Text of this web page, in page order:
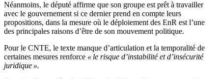
Néanmoins, le député affirme que son groupe est prêt à travailler
avec le gouvernement si ce dernier prend en compte leurs
propositions, dans la mesure où le déploiement des EnR est l’une
des principales raisons d’être de son mouvement politique.
Pour le CNTE, le texte manque d’articulation et la temporalité de
certaines mesures renforce « le risque d’instabilité et d’insécurité
juridique ».